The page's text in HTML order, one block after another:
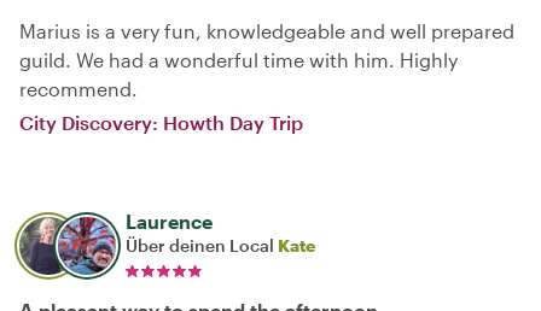
Marius is a very fun, knowledgeable and well prepared
guild. We had a wonderful time with him. Highly
recommend.
City Discovery: Howth Day Trip
Laurence
Über deinen Local Kate